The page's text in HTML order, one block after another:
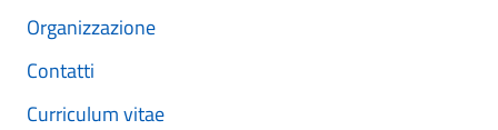
Organizzazione
Contatti
Curriculum vitae